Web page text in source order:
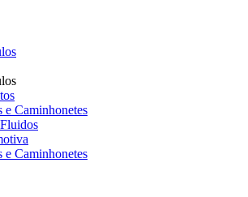
e Caminhonetes
e Caminhonetes